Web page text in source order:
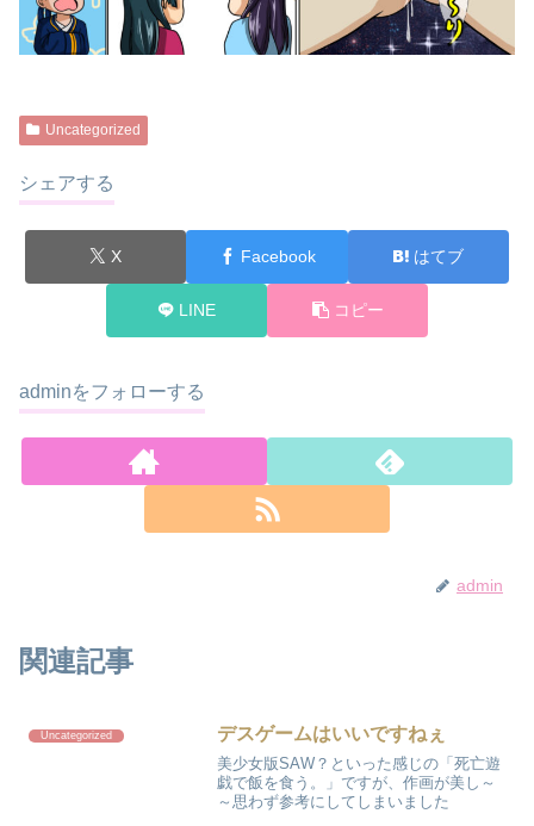
Uncategorized
シェアする
X Facebook はてブ
LINE コピー
adminをフォローする
admin
関連記事
Uncategorized デスゲームはいいですねぇ
美少女版SAW？といった感じの「死亡遊
戯で飯を食う。」ですが、作画が美し～
～思わず参考にしてしまいました